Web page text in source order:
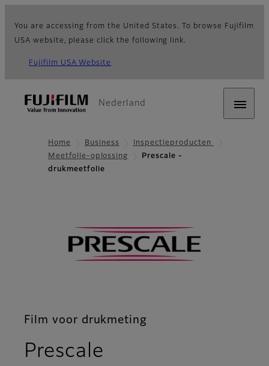
You are accessing from the United States. To browse Fujifilm
USA website, please click the following link.
Fujifilm USA Website
Nederland
Home Business
Inspectieproducten
Meetfolie-oplossing
Prescale -
drukmeetfolie
Film voor drukmeting
Prescale